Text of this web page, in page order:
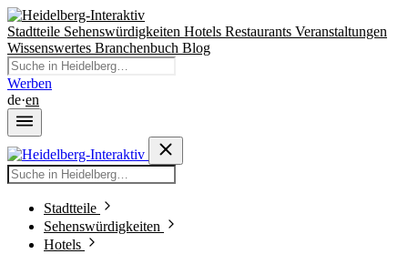
Stadtteile Sehenswürdigkeiten Hotels Restaurants Veranstaltungen
Wissenswertes Branchenbuch Blog
Werben
de·en
Stadtteile
Sehenswürdigkeiten
Hotels